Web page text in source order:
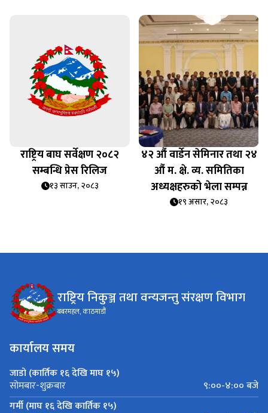
राष्ट्रिय बाघ सर्वेक्षण २०८२
सम्बन्धि प्रेस रिलिज
१३ साउन, २०८३
४२ औं वार्डेन सेमिनार तथा २४
औं म. क्षे. व्य. समितिका
अध्यक्षहरुको भेला सम्पन्न
१९ असार, २०८३
राष्ट्रिय निकुञ्ज तथा वन्यजन्तु संरक्षण विभाग
बबरमहल, काठमाडौं
कार्यालय समय
जाडो (कार्तिक १६ देखि माघ १५)
सोमबार-शुक्रबार
९:००-४:०० बजे
गर्मी (माघ १६ देखि कार्तिक १५)